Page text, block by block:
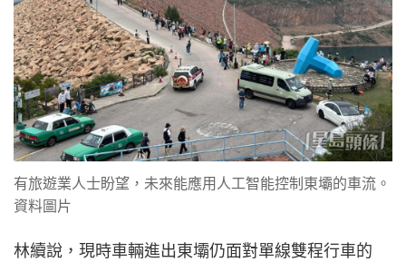
有旅遊業人士盼望，未來能應用人工智能控制東壩的車流。
資料圖片
林續說，現時車輛進出東壩仍面對單線雙程行車的